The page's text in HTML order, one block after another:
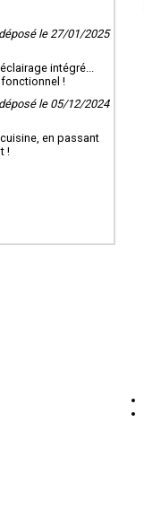
le 27/01/2025
intégré...
fonctionnel !
le 05/12/2024
en passant
!